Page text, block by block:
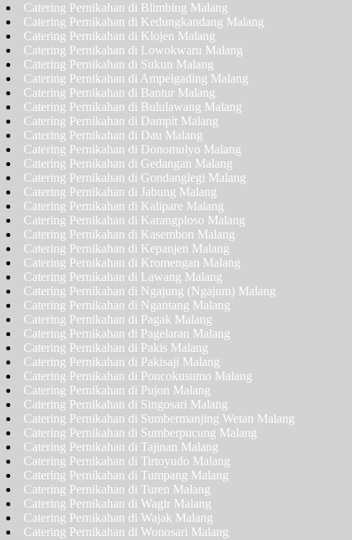
Catering Pernikahan di Blimbing Malang
Catering Pernikahan di Kedungkandang Malang
Catering Pernikahan di Klojen Malang
Catering Pernikahan di Lowokwaru Malang
Catering Pernikahan di Sukun Malang
Catering Pernikahan di Ampelgading Malang
Catering Pernikahan di Bantur Malang
Catering Pernikahan di Bululawang Malang
Catering Pernikahan di Dampit Malang
Catering Pernikahan di Dau Malang
Catering Pernikahan di Donomulyo Malang
Catering Pernikahan di Gedangan Malang
Catering Pernikahan di Gondanglegi Malang
Catering Pernikahan di Jabung Malang
Catering Pernikahan di Kalipare Malang
Catering Pernikahan di Karangploso Malang
Catering Pernikahan di Kasembon Malang
Catering Pernikahan di Kepanjen Malang
Catering Pernikahan di Kromengan Malang
Catering Pernikahan di Lawang Malang
Catering Pernikahan di Ngajung (Ngajum) Malang
Catering Pernikahan di Ngantang Malang
Catering Pernikahan di Pagak Malang
Catering Pernikahan di Pagelaran Malang
Catering Pernikahan di Pakis Malang
Catering Pernikahan di Pakisaji Malang
Catering Pernikahan di Poncokusumo Malang
Catering Pernikahan di Pujon Malang
Catering Pernikahan di Singosari Malang
Catering Pernikahan di Sumbermanjing Wetan Malang
Catering Pernikahan di Sumberpucung Malang
Catering Pernikahan di Tajinan Malang
Catering Pernikahan di Tirtoyudo Malang
Catering Pernikahan di Tumpang Malang
Catering Pernikahan di Turen Malang
Catering Pernikahan di Wagir Malang
Catering Pernikahan di Wajak Malang
Catering Pernikahan di Wonosari Malang